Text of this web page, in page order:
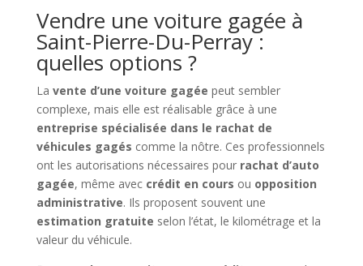
Vendre une voiture gagée à
Saint-Pierre-Du-Perray :
quelles options ?
La vente d’une voiture gagée peut sembler
complexe, mais elle est réalisable grâce à une
entreprise spécialisée dans le rachat de
véhicules gagés comme la nôtre. Ces professionnels
ont les autorisations nécessaires pour rachat d’auto
gagée, même avec crédit en cours ou opposition
administrative. Ils proposent souvent une
estimation gratuite selon l’état, le kilométrage et la
valeur du véhicule.